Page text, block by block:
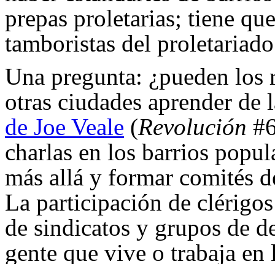
prepas proletarias; tiene
tamboristas del
Una pregunta: ¿pueden
otras ciudades aprender de
de Joe Veale (Revolución
charlas en los barrios
más allá y formar comités
La participación de
de sindicatos y grupos de
gente que vive o trabaja